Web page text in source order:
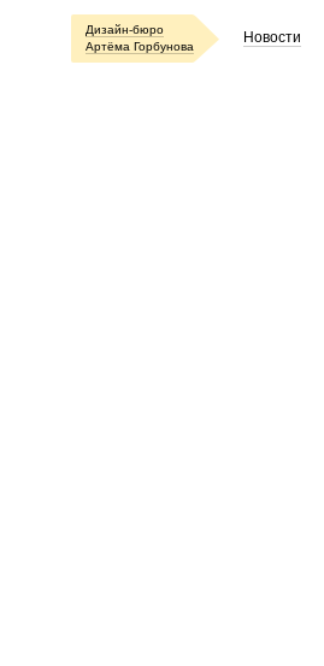
Дизайн-бюро
Артёма Горбунова
Новости